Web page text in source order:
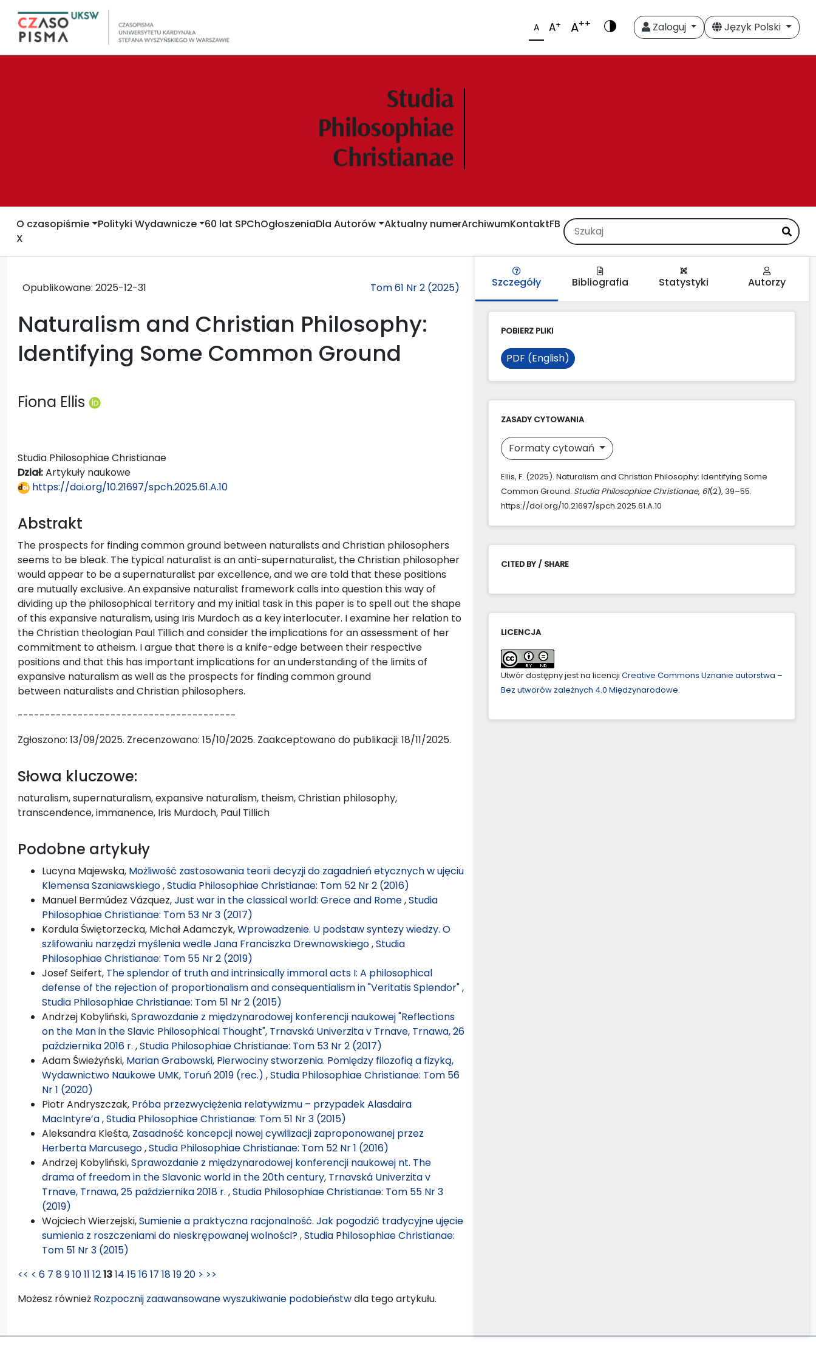
A A+ A++ Zaloguj Język Polski
O czasopiśmie Polityki Wydawnicze 60 lat SPChOgłoszeniaDla Autorów Aktualny numerArchiwumKontaktFB
X
Opublikowane: 2025-12-31 Tom 61 Nr 2 (2025)
Naturalism and Christian Philosophy:
Identifying Some Common Ground
Fiona Ellis
Studia Philosophiae Christianae
Dział:Artykuły naukowe
https://doi.org/10.21697/spch.2025.61.A.10
Abstrakt
The prospects for finding common ground between naturalists and Christian philosophers
seems to be bleak. The typical naturalist is an anti-supernaturalist, the Christian philosopher
would appear to be a supernaturalist par excellence, and we are told that these positions
are mutually exclusive. An expansive naturalist framework calls into question this way of
dividing up the philosophical territory and my initial task in this paper is to spell out the shape
of this expansive naturalism, using Iris Murdoch as a key interlocuter. I examine her relation to
the Christian theologian Paul Tillich and consider the implications for an assessment of her
commitment to atheism. I argue that there is a knife-edge between their respective
positions and that this has important implications for an understanding of the limits of
expansive naturalism as well as the prospects for finding common ground
between naturalists and Christian philosophers.
----------------------------------------
Zgłoszono: 13/09/2025. Zrecenzowano: 15/10/2025. Zaakceptowano do publikacji: 18/11/2025.
Słowa kluczowe:
naturalism, supernaturalism, expansive naturalism, theism, Christian philosophy,
transcendence, immanence, Iris Murdoch, Paul Tillich
Podobne artykuły
Lucyna Majewska, Możliwość zastosowania teorii decyzji do zagadnień etycznych w ujęciu
Klemensa Szaniawskiego,Studia Philosophiae Christianae: Tom 52 Nr 2 (2016)
Manuel Bermúdez Vázquez,Just war in the classical world: Grece and Rome,Studia
Philosophiae Christianae: Tom 53 Nr 3 (2017)
Kordula Świętorzecka, Michał Adamczyk,Wprowadzenie. U podstaw syntezy wiedzy. O
szlifowaniu narzędzi myślenia wedle Jana Franciszka Drewnowskiego,Studia
Philosophiae Christianae: Tom 55 Nr 2 (2019)
Josef Seifert, The splendor of truth and intrinsically immoral acts I: A philosophical
defense of the rejection of proportionalism and consequentialism in "Veritatis Splendor",
Studia Philosophiae Christianae: Tom 51 Nr 2 (2015)
Andrzej Kobyliński,Sprawozdanie z międzynarodowej konferencji naukowej "Reflections
on the Man in the Slavic Philosophical Thought", Trnavská Univerzita v Trnave, Trnawa, 26
października 2016 r. ,Studia Philosophiae Christianae: Tom 53 Nr 2 (2017)
Adam Świeżyński, Marian Grabowski, Pierwociny stworzenia. Pomiędzy filozofią a fizyką,
Wydawnictwo Naukowe UMK, Toruń 2019 (rec.) ,Studia Philosophiae Christianae: Tom 56
Nr 1 (2020)
Piotr Andryszczak, Próba przezwyciężenia relatywizmu – przypadek Alasdaira
MacIntyre’a,Studia Philosophiae Christianae: Tom 51 Nr 3 (2015)
Aleksandra Kleśta, Zasadność koncepcji nowej cywilizacji zaproponowanej przez
Herberta Marcusego,Studia Philosophiae Christianae: Tom 52 Nr 1 (2016)
Andrzej Kobyliński,Sprawozdanie z międzynarodowej konferencji naukowej nt. The
drama of freedom in the Slavonic world in the 20th century, Trnavská Univerzita v
Trnave, Trnawa, 25 października 2018 r. ,Studia Philosophiae Christianae: Tom 55 Nr 3
(2019)
Wojciech Wierzejski,Sumienie a praktyczna racjonalność. Jak pogodzić tradycyjne ujęcie
sumienia z roszczeniami do nieskrępowanej wolności?,Studia Philosophiae Christianae:
Tom 51 Nr 3 (2015)
<< < 6 7 891011 121314 151617 181920 > >>
Możesz również Rozpocznij zaawansowane wyszukiwanie podobieństwdla tego artykułu.
Szczegóły Bibliografia Statystyki Autorzy
POBIERZ PLIKI
PDF (English)
ZASADY CYTOWANIA
Formaty cytowań
Ellis, F. (2025). Naturalism and Christian Philosophy: Identifying Some
Common Ground. Studia Philosophiae Christianae, 61(2), 39–55.
https://doi.org/10.21697/spch.2025.61.A.10
CITED BY / SHARE
LICENCJA
Utwór dostępny jest na licencji Creative Commons Uznanie autorstwa –
Bez utworów zależnych 4.0 Międzynarodowe.